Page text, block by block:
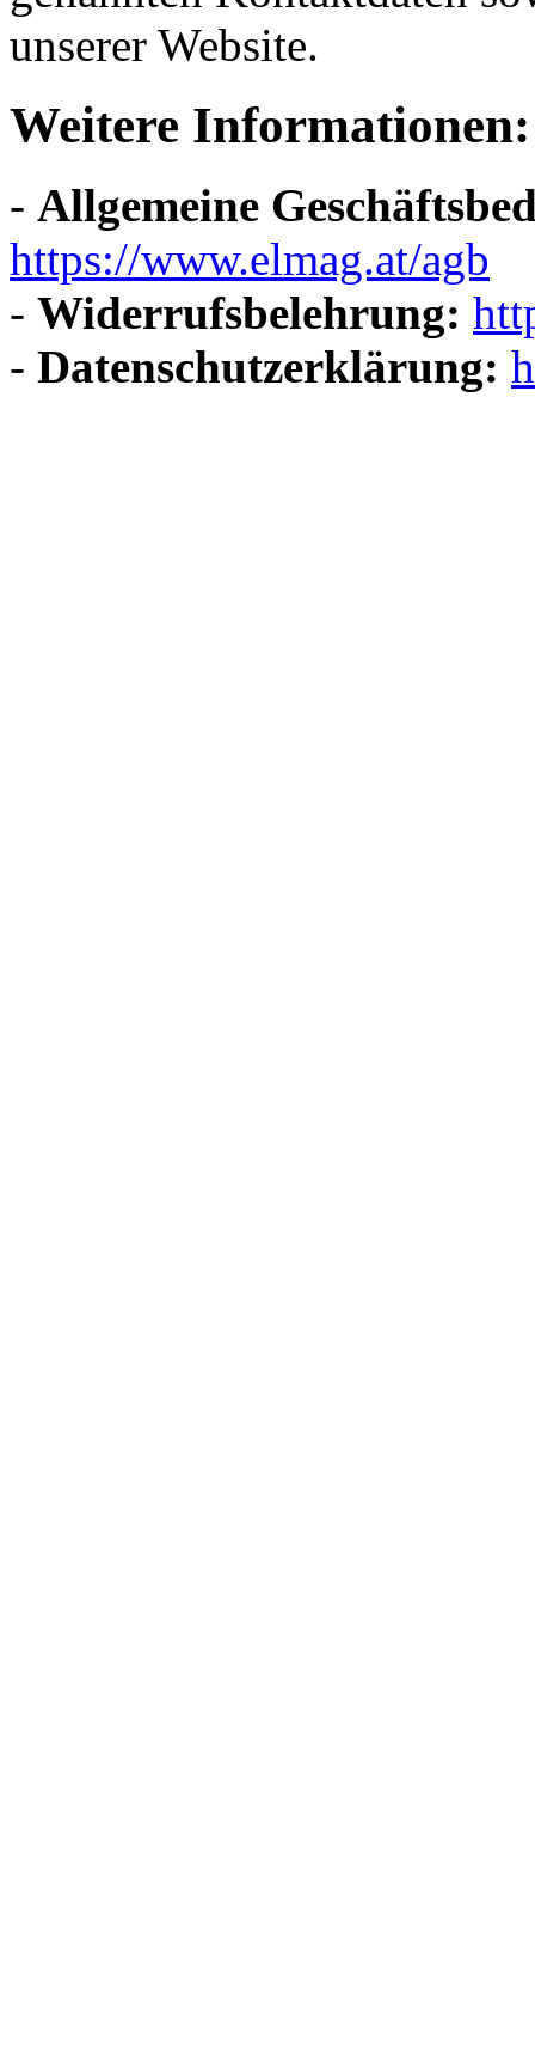
unserer Website.
Weitere Informationen:
- Allgemeine
https://www.elmag.at/agb
- Widerrufsbelehrung:
- Datenschutzerklärung: